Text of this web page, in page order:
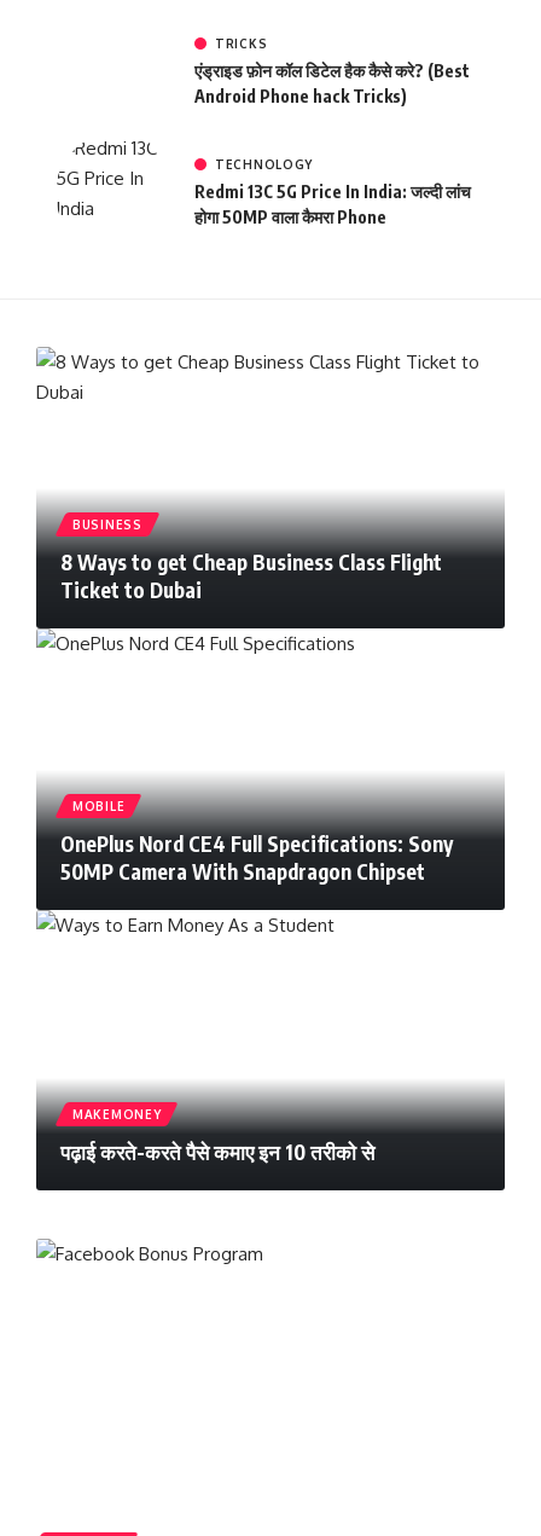
TRICKS
एंड्राइड फ़ोन कॉल डिटेल हैक कैसे करे? (Best
Android Phone hack Tricks)
TECHNOLOGY
Redmi 13C 5G Price In India: जल्दी लांच
होगा 50MP वाला कैमरा Phone
BUSINESS
8 Ways to get Cheap Business Class Flight
Ticket to Dubai
MOBILE
OnePlus Nord CE4 Full Specifications: Sony
50MP Camera With Snapdragon Chipset
MAKEMONEY
पढ़ाई करते-करते पैसे कमाए इन 10 तरीको से